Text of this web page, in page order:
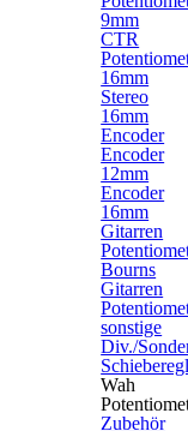
9mm
CTR
16mm
Stereo
16mm
Encoder
Encoder
12mm
Encoder
16mm
Gitarren
Bourns
Gitarren
sonstige
Div./
Wah
Zubehör